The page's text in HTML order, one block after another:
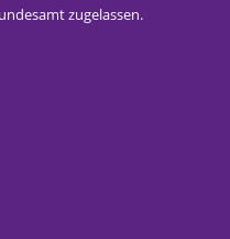
zugelassen.